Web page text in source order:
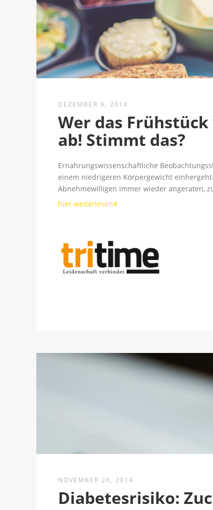
DEZEMBER 9, 2014
Wer das
ab! Stimmt das?
Ernährungswissenschaftliche
einem niedrigeren Körpergewicht
Abnehmewilligen immer wieder angeraten,
hier weiterlesen#
NOVEMBER 26, 2014
Diabetesrisiko: